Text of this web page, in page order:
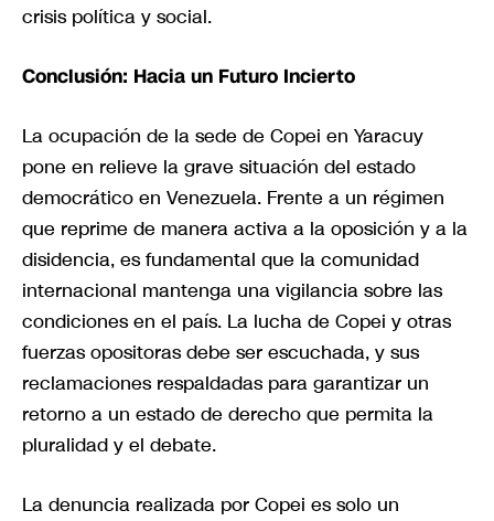
crisis política y social.
Conclusión: Hacia un Futuro Incierto
La ocupación de la sede de Copei en Yaracuy
pone en relieve la grave situación del estado
democrático en Venezuela. Frente a un régimen
que reprime de manera activa a la oposición y a la
disidencia, es fundamental que la comunidad
internacional mantenga una vigilancia sobre las
condiciones en el país. La lucha de Copei y otras
fuerzas opositoras debe ser escuchada, y sus
reclamaciones respaldadas para garantizar un
retorno a un estado de derecho que permita la
pluralidad y el debate.
La denuncia realizada por Copei es solo un